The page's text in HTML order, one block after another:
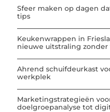
Sfeer maken op dagen
tips
Keukenwrappen in
nieuwe uitstraling
Ahrend schuifdeurkast
werkplek
Marketingstrategieën
doelgroepanalyse tot